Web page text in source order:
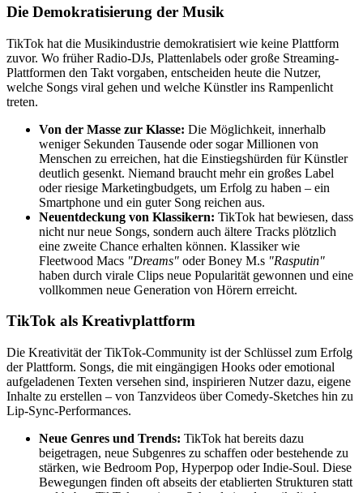
Die Demokratisierung der Musik
TikTok hat die Musikindustrie demokratisiert wie keine Plattform
zuvor. Wo früher Radio-DJs, Plattenlabels oder große Streaming-
Plattformen den Takt vorgaben, entscheiden heute die Nutzer,
welche Songs viral gehen und welche Künstler ins Rampenlicht
treten.
Von der Masse zur Klasse: Die Möglichkeit, innerhalb
weniger Sekunden Tausende oder sogar Millionen von
Menschen zu erreichen, hat die Einstiegshürden für Künstler
deutlich gesenkt. Niemand braucht mehr ein großes Label
oder riesige Marketingbudgets, um Erfolg zu haben – ein
Smartphone und ein guter Song reichen aus.
Neuentdeckung von Klassikern: TikTok hat bewiesen, dass
nicht nur neue Songs, sondern auch ältere Tracks plötzlich
eine zweite Chance erhalten können. Klassiker wie
Fleetwood Macs "Dreams" oder Boney M.s "Rasputin"
haben durch virale Clips neue Popularität gewonnen und eine
vollkommen neue Generation von Hörern erreicht.
TikTok als Kreativplattform
Die Kreativität der TikTok-Community ist der Schlüssel zum Erfolg
der Plattform. Songs, die mit eingängigen Hooks oder emotional
aufgeladenen Texten versehen sind, inspirieren Nutzer dazu, eigene
Inhalte zu erstellen – von Tanzvideos über Comedy-Sketches hin zu
Lip-Sync-Performances.
Neue Genres und Trends: TikTok hat bereits dazu
beigetragen, neue Subgenres zu schaffen oder bestehende zu
stärken, wie Bedroom Pop, Hyperpop oder Indie-Soul. Diese
Bewegungen finden oft abseits der etablierten Strukturen statt